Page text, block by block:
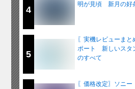
4
明が見頃 新月の好
5
〖実機レビューま
ポート 新しいスタ
のすべて
〖価格改定〗ソニ